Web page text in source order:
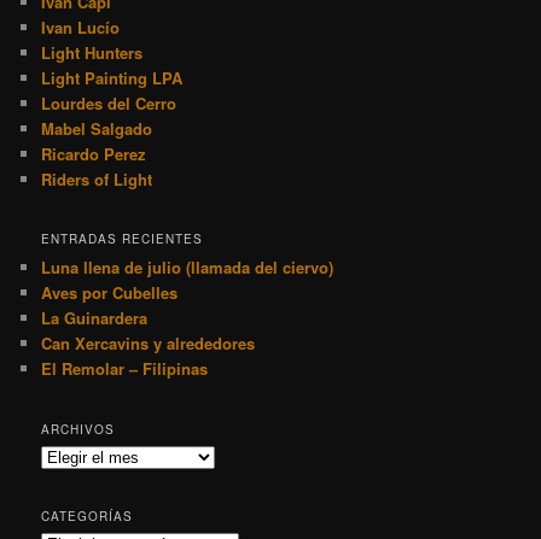
Ivan Lucío
Light Hunters
Light Painting LPA
Lourdes del Cerro
Mabel Salgado
Ricardo Perez
Riders of Light
ENTRADAS RECIENTES
Luna llena de julio (llamada del ciervo)
Aves por Cubelles
La Guinardera
Can Xercavins y alrededores
El Remolar – Filipinas
ARCHIVOS
Archivos
CATEGORÍAS